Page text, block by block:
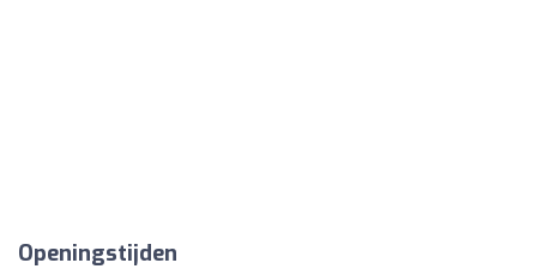
Openingstijden